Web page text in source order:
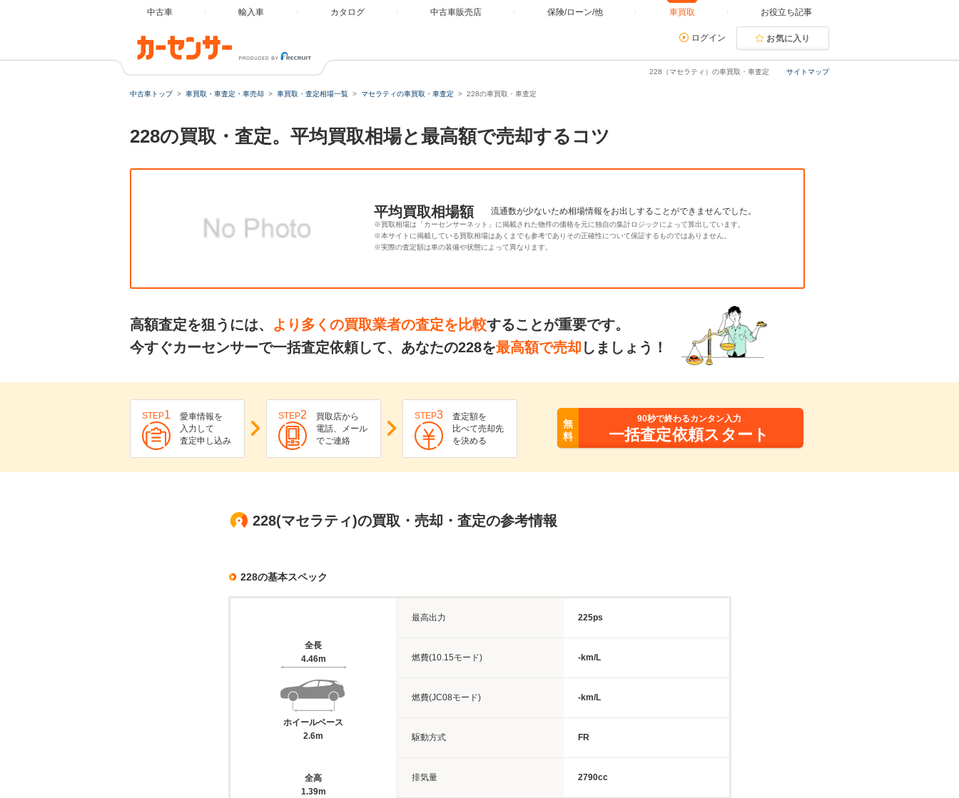
中古車 輸入車 カタログ 中古車販売店 保険/ローン/他 車買取 お役立ち記事
ログイン お気に入り
サイトマップ
228（マセラティ）の車買取・車査定
中古車トップ 車買取・車査定・車売却 車買取・査定相場一覧 マセラティの車買取・車査定 228の車買取・車査定
228の買取・査定。平均買取相場と最高額で売却するコツ
平均買取相場額 流通数が少ないため相場情報をお出しすることができませんでした。
※買取相場は「カーセンサーネット」に掲載された物件の価格を元に独自の集計ロジックによって算出しています。
※本サイトに掲載している買取相場はあくまでも参考でありその正確性について保証するものではありません。
※実際の査定額は車の装備や状態によって異なります。
高額査定を狙うには、 より多くの買取業者の査定を比較することが重要です。
今すぐカーセンサーで一括査定依頼して、あなたの228を最高額で売却 しましょう！
STEP1
愛車情報を
入力して
査定申し込み
STEP2
買取店から
電話、メール
でご連絡
STEP3
査定額を
比べて売却先
を決める
無
料
90秒で終わるカンタン入力
一括査定依頼スタート
228(マセラティ)の買取・売却・査定の参考情報
228の基本スペック
全長
4.46m
ホイールベース
2.6m
全高
1.39m
最高出力 225ps
燃費(10.15モード) -km/L
燃費(JC08モード) -km/L
駆動方式 FR
排気量 2790cc